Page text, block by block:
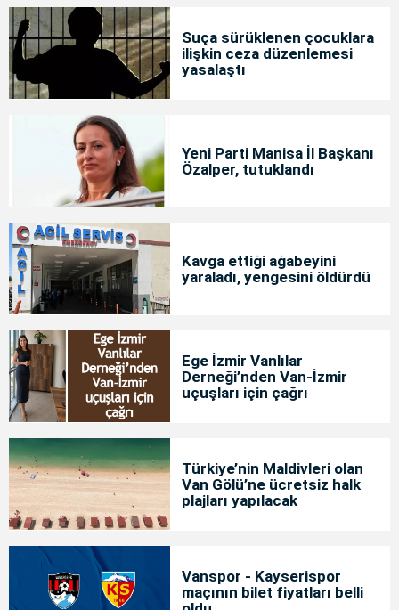
Suça sürüklenen çocuklara
ilişkin ceza düzenlemesi
yasalaştı
Yeni Parti Manisa İl Başkanı
Özalper, tutuklandı
Kavga ettiği ağabeyini
yaraladı, yengesini öldürdü
Ege İzmir Vanlılar
Derneği’nden Van-İzmir
uçuşları için çağrı
Türkiye’nin Maldivleri olan
Van Gölü’ne ücretsiz halk
plajları yapılacak
Vanspor - Kayserispor
maçının bilet fiyatları belli